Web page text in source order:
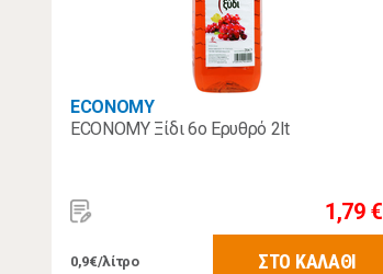
ECONOMY
ECONOMY Ξίδι 6ο Eρυθρό 2lt
1,79 €
0,9€/λίτρο ΣΤΟ ΚΑΛΑΘΙ